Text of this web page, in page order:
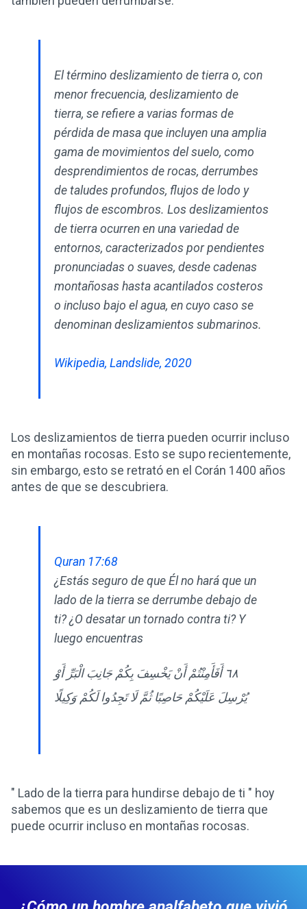
El término deslizamiento de tierra o, con
menor frecuencia, deslizamiento de
tierra, se refiere a varias formas de
pérdida de masa que incluyen una amplia
gama de movimientos del suelo, como
desprendimientos de rocas, derrumbes
de taludes profundos, flujos de lodo y
flujos de escombros. Los deslizamientos
de tierra ocurren en una variedad de
entornos, caracterizados por pendientes
pronunciadas o suaves, desde cadenas
montañosas hasta acantilados costeros
o incluso bajo el agua, en cuyo caso se
denominan deslizamientos submarinos.
Wikipedia, Landslide, 2020
Los deslizamientos de tierra pueden ocurrir incluso
en montañas rocosas. Esto se supo recientemente,
sin embargo, esto se retrató en el Corán 1400 años
antes de que se descubriera.
Quran 17:68
¿Estás seguro de que Él no hará que un
lado de la tierra se derrumbe debajo de
ti? ¿O desatar un tornado contra ti? Y
luego encuentras
٦٨ أَفَأَمِنْتُمْ أَنْ يَخْسِفَ بِكُمْ جَانِبَ الْبَرِّ أَوْ
يُرْسِلَ عَلَيْكُمْ حَاصِبًا ثُمَّ لَا تَجِدُوا لَكُمْ وَكِيلًا
" Lado de la tierra para hundirse debajo de ti " hoy
sabemos que es un deslizamiento de tierra que
puede ocurrir incluso en montañas rocosas.